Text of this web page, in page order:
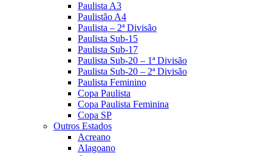
Paulista A3
Paulistão A4
Paulista – 2ª Divisão
Paulista Sub-15
Paulista Sub-17
Paulista Sub-20 – 1ª Divisão
Paulista Sub-20 – 2ª Divisão
Paulista Feminino
Copa Paulista
Copa Paulista Feminina
Copa SP
Outros Estados
Acreano
Alagoano